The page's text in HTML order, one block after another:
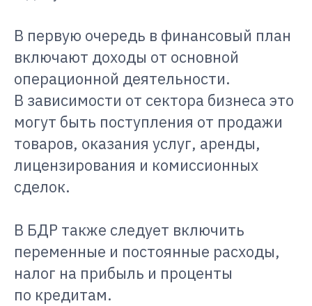
В первую очередь в финансовый план
включают доходы от основной
операционной деятельности.
В зависимости от сектора бизнеса это
могут быть поступления от продажи
товаров, оказания услуг, аренды,
лицензирования и комиссионных
сделок.
В БДР также следует включить
переменные и постоянные расходы,
налог на прибыль и проценты
по кредитам.